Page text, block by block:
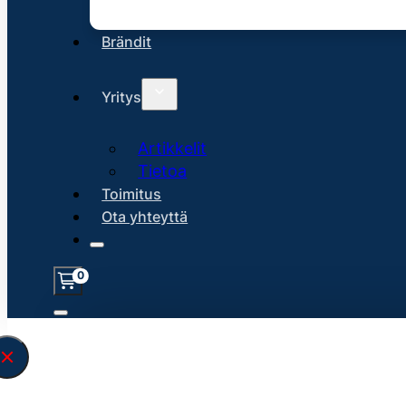
Brändit
Yritys
Artikkelit
Tietoa
Toimitus
Ota yhteyttä
0